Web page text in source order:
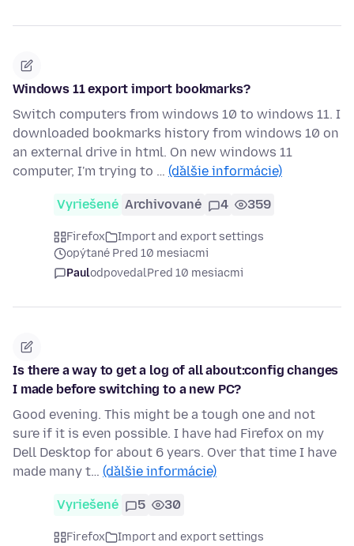
Windows 11 export import bookmarks?
Switch computers from windows 10 to windows 11. I
downloaded bookmarks history from windows 10 on
an external drive in html. On new windows 11
computer, I'm trying to … (ďalšie informácie)
Vyriešené Archivované 4 359
Firefox
Import and export settings
opýtané Pred 10 mesiacmi
PaulodpovedalPred 10 mesiacmi
Is there a way to get a log of all about:config changes
I made before switching to a new PC?
Good evening. This might be a tough one and not
sure if it is even possible. I have had Firefox on my
Dell Desktop for about 6 years. Over that time I have
made many t… (ďalšie informácie)
Vyriešené 5 30
Firefox
Import and export settings